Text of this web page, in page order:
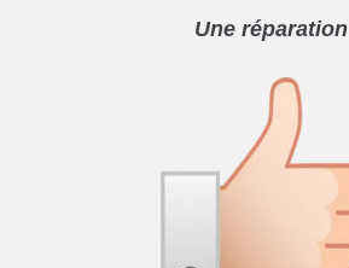
Une réparation